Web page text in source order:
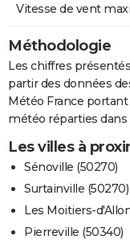
Vitesse de vent
Méthodologie
Les chiffres
partir des données
Météo France
météo réparties
Les villes à
Sénoville (50270)
Surtainville (50270)
Les Moitiers-
Pierreville (50340)